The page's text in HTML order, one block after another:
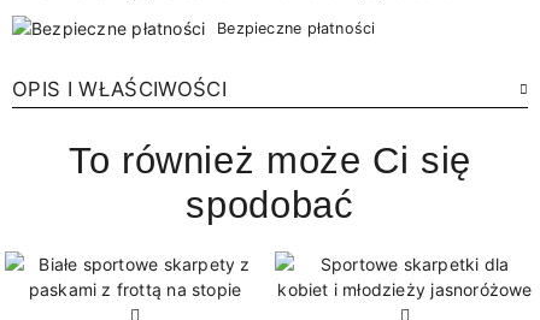
Bezpieczne płatności
OPIS I WŁAŚCIWOŚCI
To również może Ci się
spodobać